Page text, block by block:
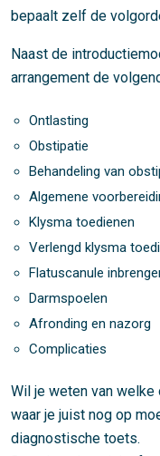
bepaalt zelf de
Naast de
arrangement de
Ontlasting
Obstipatie
Behandeling van
Algemene
Klysma toedienen
Verlengd klysma
Flatuscanule
Darmspoelen
Afronding en nazorg
Complicaties
Wil je weten van welke
waar je juist nog op
diagnostische toets.